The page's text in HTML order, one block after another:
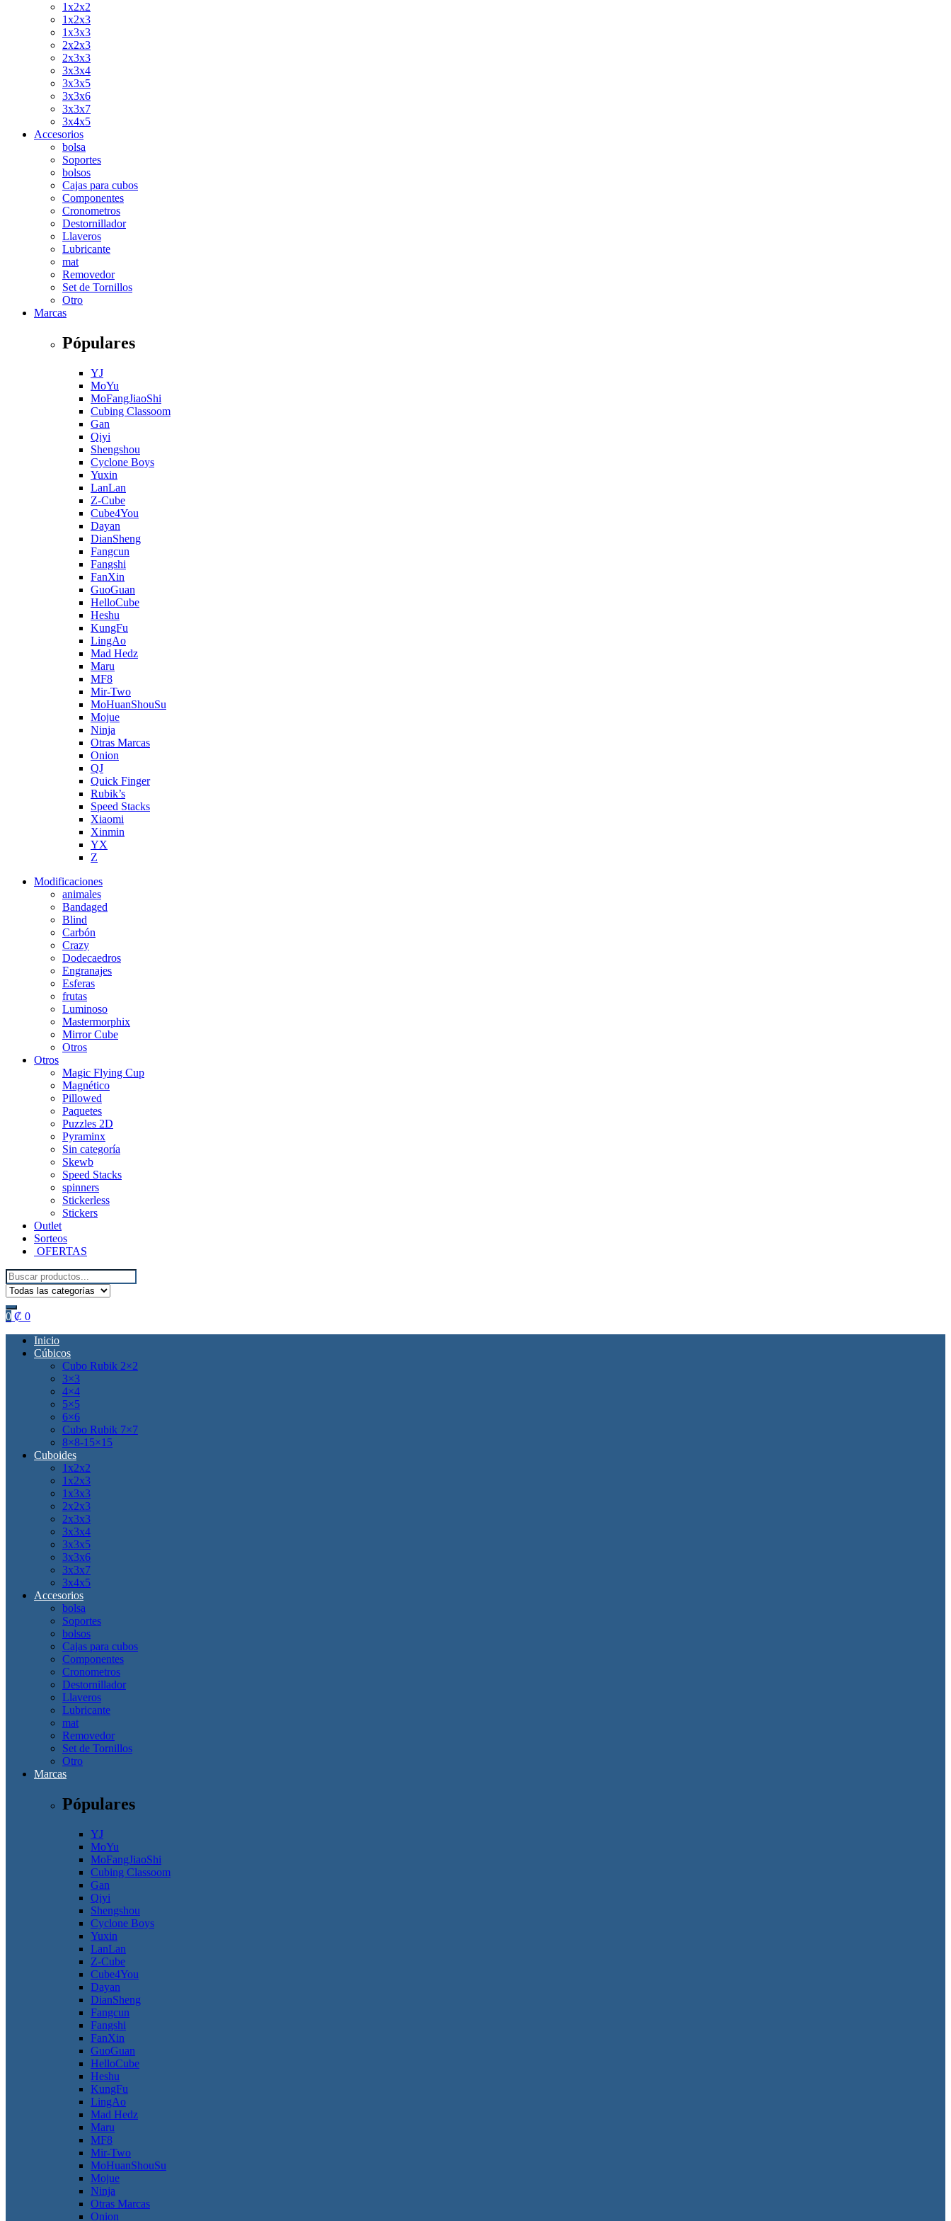
1x2x2
1x2x3
1x3x3
2x2x3
2x3x3
3x3x4
3x3x5
3x3x6
3x3x7
3x4x5
Accesorios
bolsa
Soportes
bolsos
Cajas para cubos
Componentes
Cronometros
Destornillador
Llaveros
Lubricante
mat
Removedor
Set de Tornillos
Otro
Marcas
Pópulares
YJ
MoYu
MoFangJiaoShi
Cubing Classoom
Gan
Qiyi
Shengshou
Cyclone Boys
Yuxin
LanLan
Z-Cube
Cube4You
Dayan
DianSheng
Fangcun
Fangshi
FanXin
GuoGuan
HelloCube
Heshu
KungFu
LingAo
Mad Hedz
Maru
MF8
Mir-Two
MoHuanShouSu
Mojue
Ninja
Otras Marcas
Onion
QJ
Quick Finger
Rubik’s
Speed Stacks
Xiaomi
Xinmin
YX
Z
Modificaciones
animales
Bandaged
Blind
Carbón
Crazy
Dodecaedros
Engranajes
Esferas
frutas
Luminoso
Mastermorphix
Mirror Cube
Otros
Otros
Magic Flying Cup
Magnético
Pillowed
Paquetes
Puzzles 2D
Pyraminx
Sin categoría
Skewb
Speed Stacks
spinners
Stickerless
Stickers
Outlet
Sorteos
OFERTAS
Search
for:
0 ₡ 0
Inicio
Cúbicos
Cubo Rubik 2×2
3×3
4×4
5×5
6×6
Cubo Rubik 7×7
8×8-15×15
Cuboides
1x2x2
1x2x3
1x3x3
2x2x3
2x3x3
3x3x4
3x3x5
3x3x6
3x3x7
3x4x5
Accesorios
bolsa
Soportes
bolsos
Cajas para cubos
Componentes
Cronometros
Destornillador
Llaveros
Lubricante
mat
Removedor
Set de Tornillos
Otro
Marcas
Pópulares
YJ
MoYu
MoFangJiaoShi
Cubing Classoom
Gan
Qiyi
Shengshou
Cyclone Boys
Yuxin
LanLan
Z-Cube
Cube4You
Dayan
DianSheng
Fangcun
Fangshi
FanXin
GuoGuan
HelloCube
Heshu
KungFu
LingAo
Mad Hedz
Maru
MF8
Mir-Two
MoHuanShouSu
Mojue
Ninja
Otras Marcas
Onion